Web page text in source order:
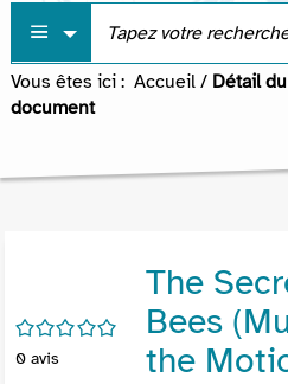
Vous êtes ici : Accueil / Détail du
document
/5
0 avis
The
Bees
the